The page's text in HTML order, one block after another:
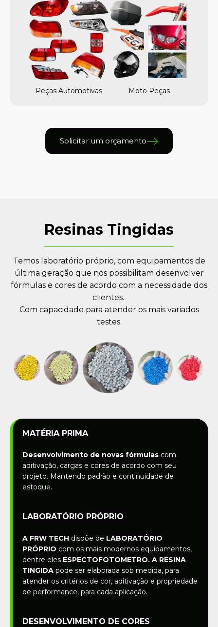
Peças Automotivas Moto Peças
Solicitar um orçamento
Resinas Tingidas
Temos laboratório próprio, com equipamentos de
última geração que nos possibilitam desenvolver
fórmulas e cores de acordo com a necessidade dos
clientes.
Com capacidade para atender os mais variados
testes.
MATÉRIA PRIMA
Desenvolvimento de novas fórmulas com
aditivação, cargas e cores de acordo com seu
projeto. Mantendo padrão e continuidade de
estoque.
LABORATÓRIO PRÓPRIO
A FRW TECH dispõe de LABORATÓRIO
PRÓPRIO com os mais modernos equipamentos,
dentre eles ESPECTOFOTOMETRO. A RESINA
TINGIDA pode ser elaborada sob medida, para
atender os critérios de cor, aditivação e propriedade
de performance, para cada aplicação.
DESENVOLVIMENTO DE CORES